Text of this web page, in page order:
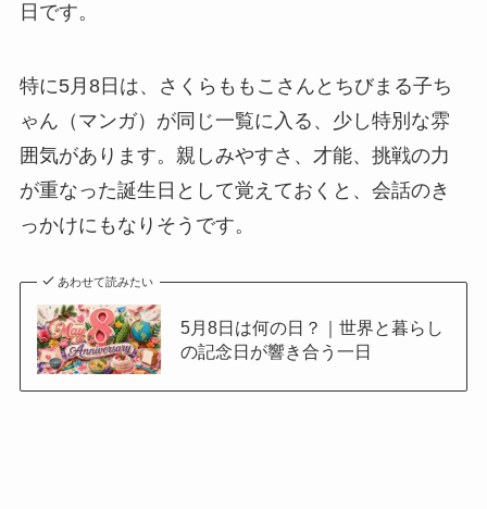
日です。
特に5月8日は、さくらももこさんとちびまる子ち
ゃん（マンガ）が同じ一覧に入る、少し特別な雰
囲気があります。親しみやすさ、才能、挑戦の力
が重なった誕生日として覚えておくと、会話のき
っかけにもなりそうです。
あわせて読みたい
5月8日は何の日？｜世界と暮らし
の記念日が響き合う一日